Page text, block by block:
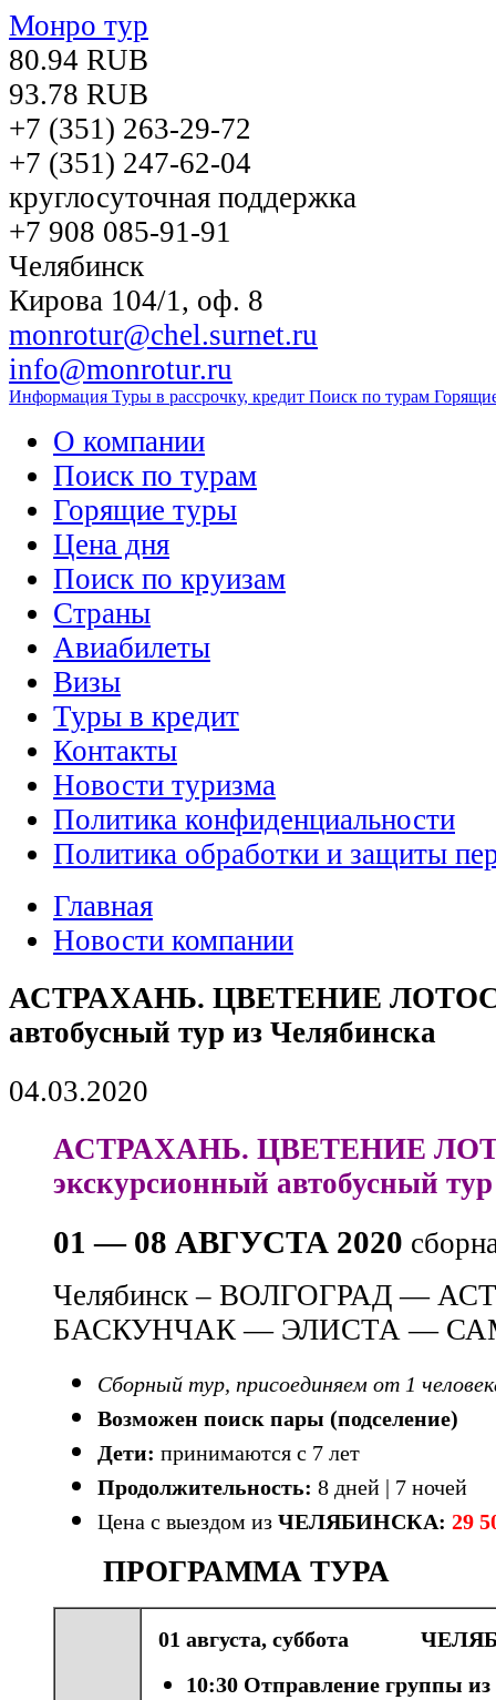
Монро тур
80.94 RUB
93.78 RUB
+7 (351) 263-29-72
+7 (351) 247-62-04
круглосуточная поддержка
+7 908 085-91-91
Челябинск
Кирова 104/1, оф. 8
monrotur@chel.surnet.ru
info@monrotur.ru
Информация Туры в рассрочку, кредит Поиск по турам
О компании
Поиск по турам
Горящие туры
Цена дня
Поиск по круизам
Страны
Авиабилеты
Визы
Туры в кредит
Контакты
Новости туризма
Политика конфиденциальности
Политика обработки и защиты
Главная
Новости компании
АСТРАХАНЬ. ЦВЕТЕНИЕ
автобусный тур из Челябинска
04.03.2020
АСТРАХАНЬ. ЦВЕТЕНИЕ
экскурсионный автобусный
01 — 08 АВГУСТА 2020
Челябинск – ВОЛГОГРАД —
БАСКУНЧАК — ЭЛИСТА —
Сборный тур, присоединяем от 1
Возможен поиск пары (подселение)
Дети: принимаются с 7 лет
Продолжительность: 8 дней | 7 ночей
Цена с выездом из ЧЕЛЯБИНСКА: 29
ПРОГРАММА ТУРА 8
01 августа, суббота
10:30 Отправление группы